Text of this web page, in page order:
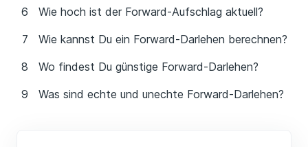
Wie hoch ist der Forward-Aufschlag aktuell?
Wie kannst Du ein Forward-Darlehen berechnen?
Wo findest Du günstige Forward-Darlehen?
Was sind echte und unechte Forward-Darlehen?